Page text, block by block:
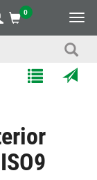
0
Listas